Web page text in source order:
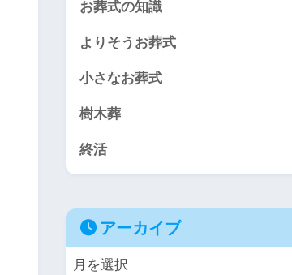
お葬式の知識
よりそうお葬式
小さなお葬式
樹木葬
終活
アーカイブ